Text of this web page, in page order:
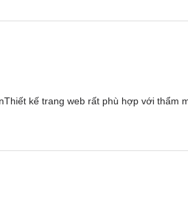
kế trang web rất phù hợp với thẩm